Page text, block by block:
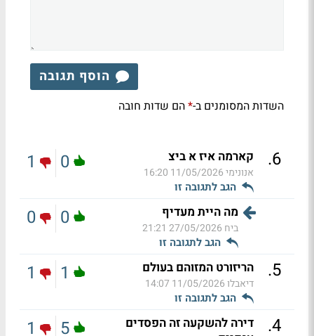
הוסף תגובה
השדות המסומנים ב-*הם שדות חובה
6
. קארמה איז א ביצ
אנונימי11/05/2026 16:20
הגב לתגובה זו
0
1
מה היית מעדיף
ביח 27/05/2026 21:21
הגב לתגובה זו
0
0
5
. הריזורט המזוהם בעולם
דיאבלו11/05/2026 14:07
הגב לתגובה זו
1
1
4
.
דירה להשקעה זה הפסדים
5
1